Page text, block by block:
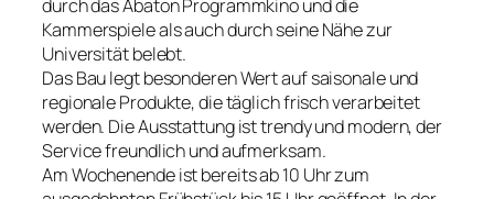
durch das Abaton Programmkino und die
Kammerspiele als auch durch seine Nähe zur
Universität belebt.
Das Bau legt besonderen Wert auf saisonale und
regionale Produkte, die täglich frisch verarbeitet
werden. Die Ausstattung ist trendy und modern, der
Service freundlich und aufmerksam.
Am Wochenende ist bereits ab 10 Uhr zum